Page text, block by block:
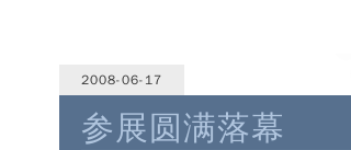
2008-06-17
参展圆满落幕